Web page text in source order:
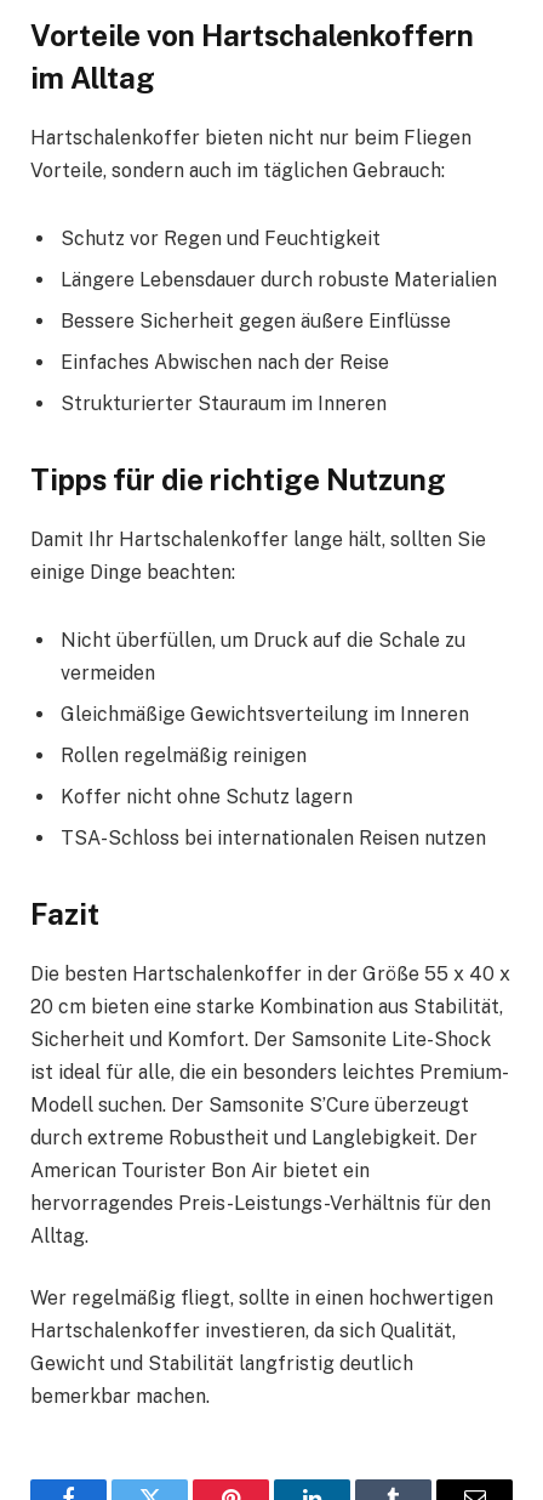
Vorteile von Hartschalenkoffern
im Alltag
Hartschalenkoffer bieten nicht nur beim Fliegen
Vorteile, sondern auch im täglichen Gebrauch:
Schutz vor Regen und Feuchtigkeit
Längere Lebensdauer durch robuste Materialien
Bessere Sicherheit gegen äußere Einflüsse
Einfaches Abwischen nach der Reise
Strukturierter Stauraum im Inneren
Tipps für die richtige Nutzung
Damit Ihr Hartschalenkoffer lange hält, sollten Sie
einige Dinge beachten:
Nicht überfüllen, um Druck auf die Schale zu
vermeiden
Gleichmäßige Gewichtsverteilung im Inneren
Rollen regelmäßig reinigen
Koffer nicht ohne Schutz lagern
TSA-Schloss bei internationalen Reisen nutzen
Fazit
Die besten Hartschalenkoffer in der Größe 55 x 40 x
20 cm bieten eine starke Kombination aus Stabilität,
Sicherheit und Komfort. Der Samsonite Lite-Shock
ist ideal für alle, die ein besonders leichtes Premium-
Modell suchen. Der Samsonite S’Cure überzeugt
durch extreme Robustheit und Langlebigkeit. Der
American Tourister Bon Air bietet ein
hervorragendes Preis-Leistungs-Verhältnis für den
Alltag.
Wer regelmäßig fliegt, sollte in einen hochwertigen
Hartschalenkoffer investieren, da sich Qualität,
Gewicht und Stabilität langfristig deutlich
bemerkbar machen.